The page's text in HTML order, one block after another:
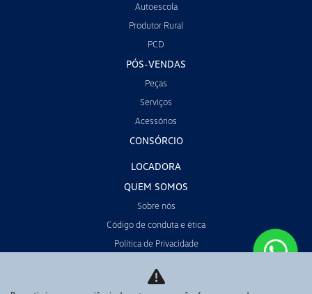
Autoescola
Produtor Rural
PCD
PÓS-VENDAS
Peças
Serviços
Acessórios
CONSÓRCIO
LOCADORA
QUEM SOMOS
Sobre nós
Código de conduta e ética
Política de Privacidade
POLÍTICA DE COOKIES